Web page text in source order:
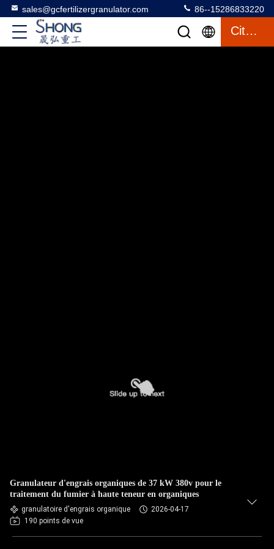
sales@gcfertilizergranulator.com 86--15286833220
Citation
Granulateur d'engrais organiques de 37 kW 380v pour le
traitement du fumier à haute teneur en organiques
granulatoire d'engrais organique
2026-04-17
190 points de vue